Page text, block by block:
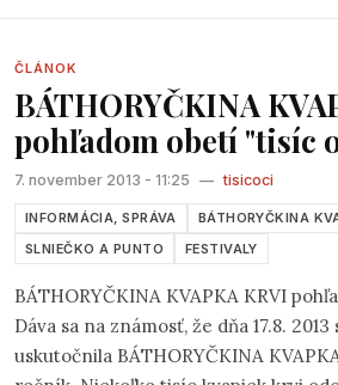
ČLÁNOK
BÁTHORYČKINA
pohľadom obetí "tisíc
7. november 2013 - 11:25 — tisicoci
INFORMÁCIA, SPRÁVA
BÁTHORYČKINA
SLNIEČKO A PUNTO
FESTIVALY
BÁTHORYČKINA KVAPKA KRVI
Dáva sa na známosť, že dňa 17.8.
uskutočnila BÁTHORYČKINA